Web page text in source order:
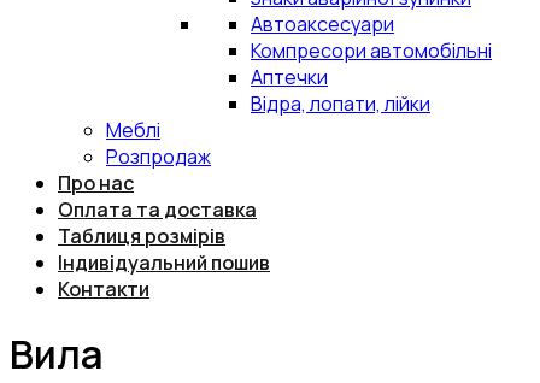
Автоаксесуари
Компресори автомобільні
Аптечки
Відра, лопати, лійки
Меблі
Розпродаж
Про нас
Оплата та доставка
Таблиця розмірів
Індивідуальний пошив
Контакти
Вила